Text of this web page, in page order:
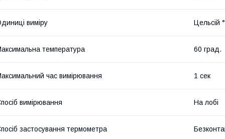
виміру Цельсій
температура 60 град.
час вимірювання 1 сек
вимірювання На лобі
застосування термометра